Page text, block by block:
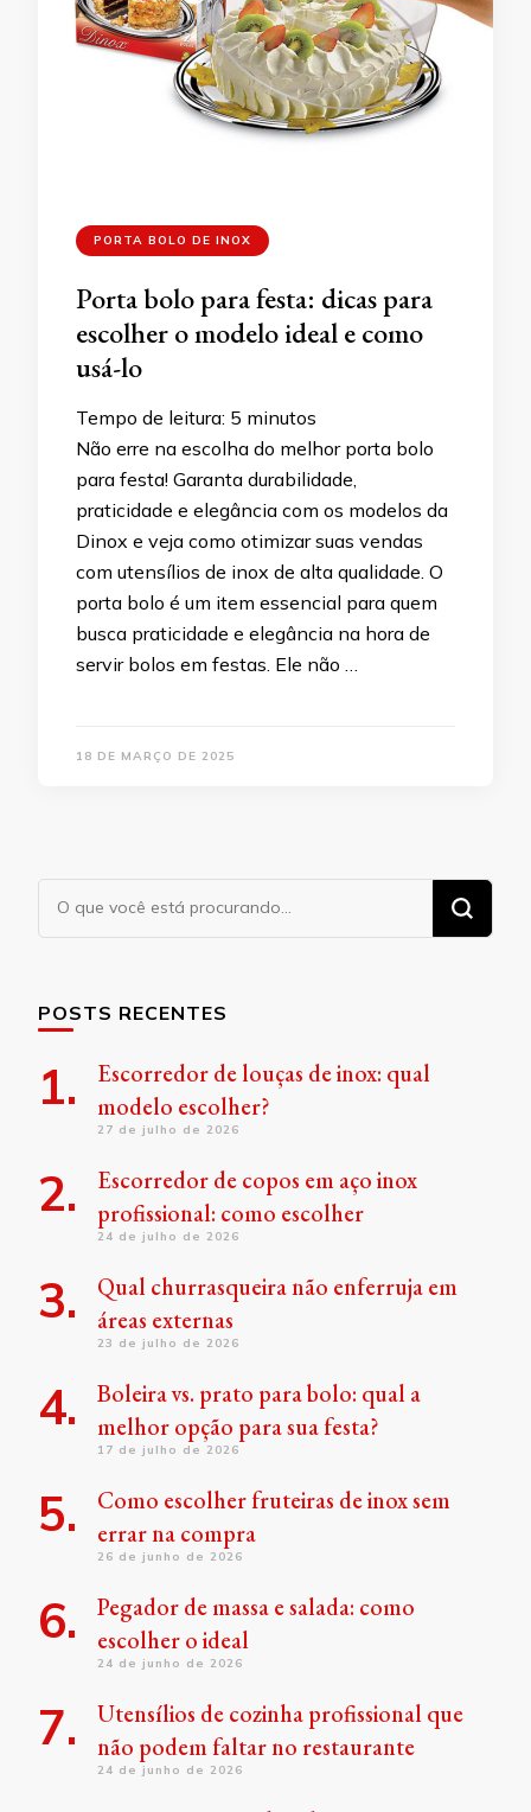
PORTA BOLO DE INOX
Porta bolo para festa: dicas para
escolher o modelo ideal e como
usá-lo
Tempo de leitura: 5 minutos
Não erre na escolha do melhor porta bolo
para festa! Garanta durabilidade,
praticidade e elegância com os modelos da
Dinox e veja como otimizar suas vendas
com utensílios de inox de alta qualidade. O
porta bolo é um item essencial para quem
busca praticidade e elegância na hora de
servir bolos em festas. Ele não …
18 DE MARÇO DE 2025
Procurando
algo?
POSTS RECENTES
Escorredor de louças de inox: qual
modelo escolher?
27 de julho de 2026
Escorredor de copos em aço inox
profissional: como escolher
24 de julho de 2026
Qual churrasqueira não enferruja em
áreas externas
23 de julho de 2026
Boleira vs. prato para bolo: qual a
melhor opção para sua festa?
17 de julho de 2026
Como escolher fruteiras de inox sem
errar na compra
26 de junho de 2026
Pegador de massa e salada: como
escolher o ideal
24 de junho de 2026
Utensílios de cozinha profissional que
não podem faltar no restaurante
24 de junho de 2026